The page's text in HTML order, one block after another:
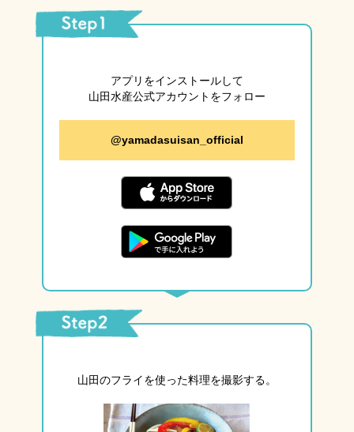
アプリをインストールして
山田水産公式アカウントをフォロー
@yamadasuisan_official
山田のフライを使った料理を撮影する。